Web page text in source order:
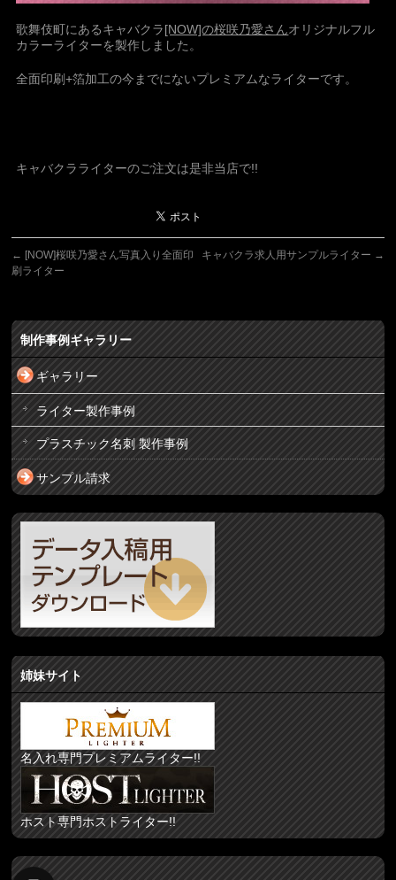
歌舞伎町にあるキャバクラ[NOW]の桜咲乃愛さんオリジナルフル
カラーライターを製作しました。
全面印刷+箔加工の今までにないプレミアムなライターです。
キャバクラライターのご注文は是非当店で!!
← [NOW]桜咲乃愛さん写真入り全面印
刷ライター
キャバクラ求人用サンプルライター →
制作事例ギャラリー
ギャラリー
ライター製作事例
プラスチック名刺 製作事例
サンプル請求
姉妹サイト
名入れ専門プレミアムライター!!
ホスト専門ホストライター!!